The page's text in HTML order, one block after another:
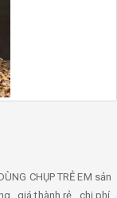
CHỤP TRẺ EM sản
, giá thành rẻ , chi phí